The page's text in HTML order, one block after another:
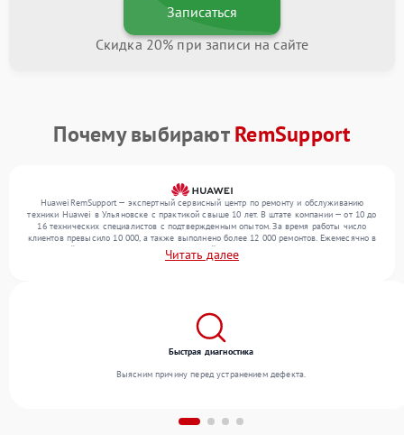
Записаться
Скидка 20% при записи на сайте
Почему выбираютRemSupport
HuaweiRemSupport — экспертный сервисный центр по ремонту и обслуживанию
техники Huawei в Ульяновске с практикой свыше 10 лет. В штате компании — от 10 до
16 технических специалистов с подтвержденным опытом. За время работы число
клиентов превысило 10 000, а также выполнено более 12 000 ремонтов. Ежемесячно в
сервисный центр поступает более 300 устройств, включая , , . Мы выполняем ремонт
различного уровня сложности и предлагаем стабильный уровень сервиса благодаря
Читать далее
Быстрая диагностика
Выясним причину перед устранением дефекта.